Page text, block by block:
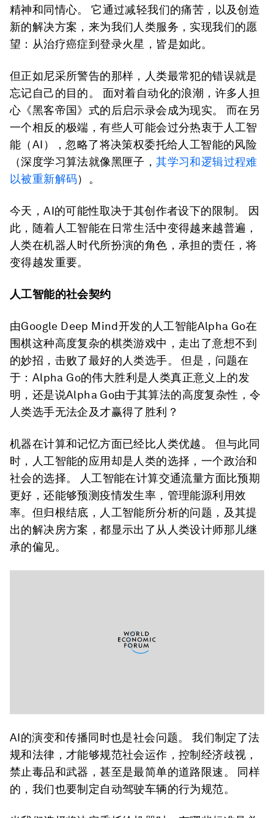
精神和同情心。 它通过减轻我们的痛苦，以及创造
新的解决方案，来为我们人类服务，实现我们的愿
望：从治疗癌症到登录火星，皆是如此。
但正如尼采所警告的那样，人类最常犯的错误就是
忘记自己的目的。 面对着自动化的浪潮，许多人担
心《黑客帝国》式的后启示录会成为现实。 而在另
一个相反的极端，有些人可能会过分热衷于人工智
能（AI），忽略了将决策权委托给人工智能的风险
（深度学习算法就像黑匣子，其学习和逻辑过程难
以被重新解码）。
今天，AI的可能性取决于其创作者设下的限制。 因
此，随着人工智能在日常生活中变得越来越普遍，
人类在机器人时代所扮演的角色，承担的责任，将
变得越发重要。
人工智能的社会契约
由Google Deep Mind开发的人工智能Alpha Go在
围棋这种高度复杂的棋类游戏中，走出了意想不到
的妙招，击败了最好的人类选手。 但是，问题在
于：Alpha Go的伟大胜利是人类真正意义上的发
明，还是说Alpha Go由于其算法的高度复杂性，令
人类选手无法企及才赢得了胜利？
机器在计算和记忆方面已经比人类优越。 但与此同
时，人工智能的应用却是人类的选择，一个政治和
社会的选择。 人工智能在计算交通流量方面比预期
更好，还能够预测疫情发生率，管理能源利用效
率。但归根结底，人工智能所分析的问题，及其提
出的解决房方案，都显示出了从人类设计师那儿继
承的偏见。
AI的演变和传播同时也是社会问题。 我们制定了法
规和法律，才能够规范社会运作，控制经济歧视，
禁止毒品和武器，甚至是最简单的道路限速。 同样
的，我们也要制定自动驾驶车辆的行为规范。